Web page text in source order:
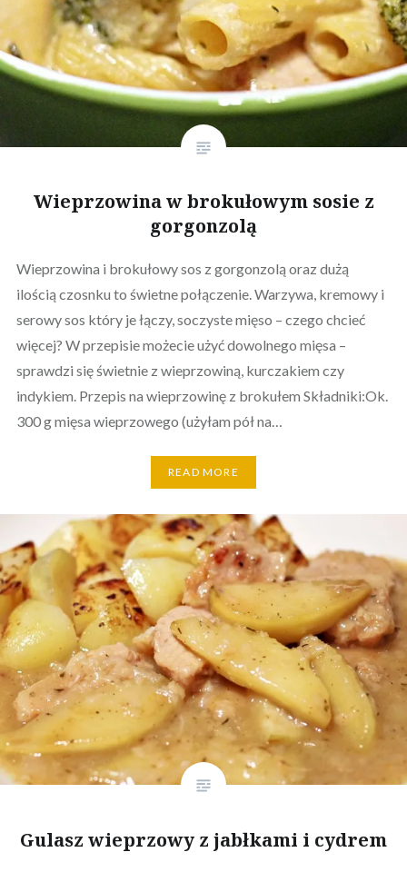
Wieprzowina w brokułowym sosie z
gorgonzolą
Wieprzowina i brokułowy sos z gorgonzolą oraz dużą
ilością czosnku to świetne połączenie. Warzywa, kremowy i
serowy sos który je łączy, soczyste mięso – czego chcieć
więcej? W przepisie możecie użyć dowolnego mięsa –
sprawdzi się świetnie z wieprzowiną, kurczakiem czy
indykiem. Przepis na wieprzowinę z brokułem Składniki:Ok.
300 g mięsa wieprzowego (użyłam pół na…
READ MORE
Gulasz wieprzowy z jabłkami i cydrem